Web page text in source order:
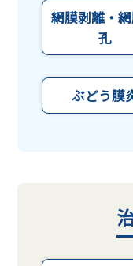
網膜剥離・
孔
ぶどう膜